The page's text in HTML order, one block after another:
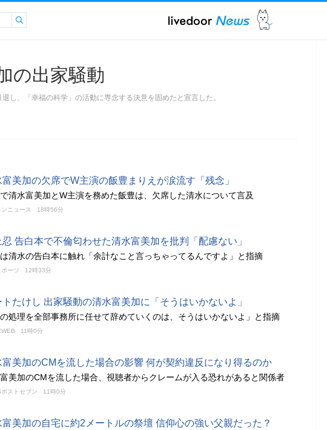
の出家騒動
し、「幸福の科学」の活動に専念する決意を固めたと宣言した。
富美加の欠席でW主演の飯豊まりえが涙流す「残念」
清水富美加とW主演を務めた飯豊は、欠席した清水について言及
ニュース 18時56分
忍 告白本で不倫匂わせた清水富美加を批判「配慮ない」
清水の告白本に触れ「余計なこと言っちゃってるんですよ」と指摘
ポーツ 12時33分
トたけし 出家騒動の清水富美加に「そうはいかないよ」
の処理を全部事務所に任せて辞めていくのは、そうはいかないよ」と指摘
11時0分
富美加のCMを流した場合の影響 何が契約違反になり得るのか
美加のCMを流した場合、視聴者からクレームが入る恐れがあると関係者
ポストセブン 11時0分
富美加の自宅に約2メートルの祭壇 信仰心の強い父親だった？